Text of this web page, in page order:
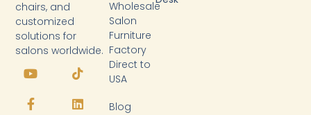
chairs, and
customized
solutions for
salons worldwide.
o
t
T
i
t
a
e
L
i
k
Wholesale
Salon
Furniture
Factory
Direct to
USA
Blog